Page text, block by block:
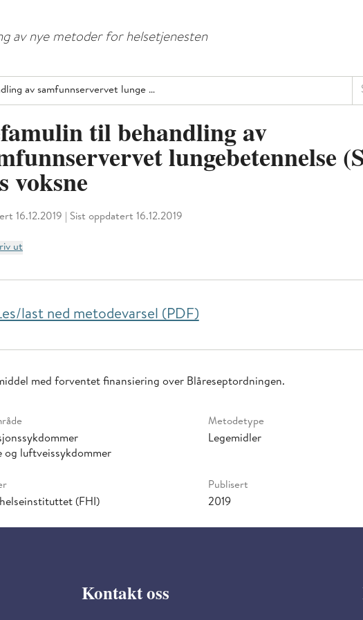
av nye metoder for helsetjenesten
av samfunnservervet lunge …
til behandling av
lungebetennelse
voksne
16.12.2019 Sist oppdatert 16.12.2019
ut
last ned metodevarsel (PDF)
med forventet finansiering over Blåreseptordningen.
og luftveissykdommer
Metodetype
Legemidler
(FHI)
Publisert
2019
Kontakt oss